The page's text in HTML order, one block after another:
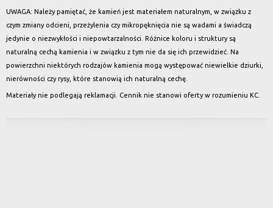
UWAGA: Należy pamiętać, że kamień jest materiałem naturalnym, w związku z
czym zmiany odcieni, przeżylenia czy mikropęknięcia nie są wadami a świadczą
jedynie o niezwykłości i niepowtarzalności. Różnice koloru i struktury są
naturalną cechą kamienia i w związku z tym nie da się ich przewidzieć. Na
powierzchni niektórych rodzajów kamienia mogą występować niewielkie dziurki,
nierówności czy rysy, które stanowią ich naturalną cechę.
Materiały nie podlegają reklamacji. Cennik nie stanowi oferty w rozumieniu KC.